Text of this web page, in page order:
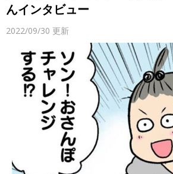
んインタビュー
2022/09/30 更新